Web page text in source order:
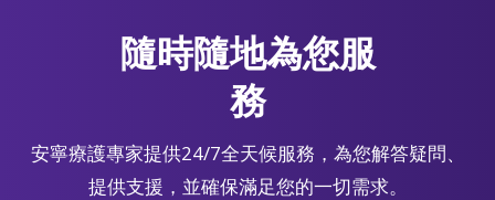
隨時隨地為您服
務
安寧療護專家提供24/7全天候服務，為您解答疑問、
提供支援，並確保滿足您的一切需求。